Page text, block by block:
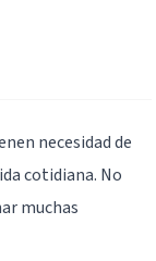
necesidad de
cotidiana. No
muchas